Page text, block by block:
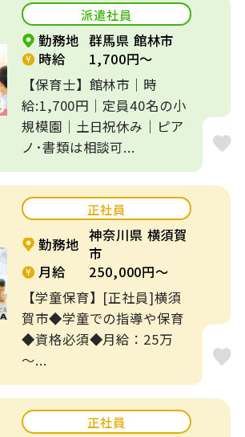
派遣社員
勤務地 群馬県 館林市
時給
1,700円～
【保育士】館林市｜時
給:1,700円｜定員40名の小
規模園｜土日祝休み｜ピア
ノ･書類は相談可...
正社員
勤務地 神奈川県 横須賀
市
月給
250,000円～
【学童保育】[正社員]横須
賀市◆学童での指導や保育
◆資格必須◆月給：25万
～...
正社員